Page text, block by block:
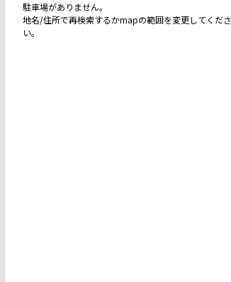
駐車場がありません。
地名/住所で再検索するかmapの範囲を変更してくださ
い。